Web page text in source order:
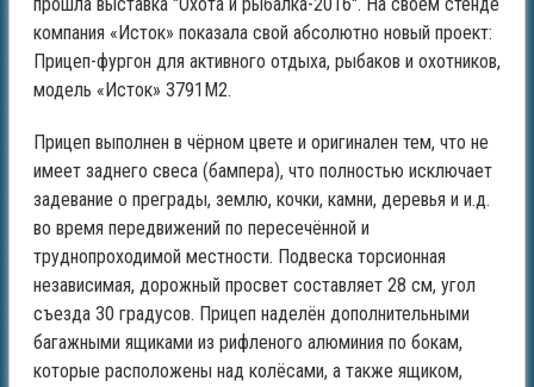
прошла выставка "Охота и рыбалка-2016". На своём стенде
компания «Исток» показала свой абсолютно новый проект:
Прицеп-фургон для активного отдыха, рыбаков и охотников,
модель «Исток» 3791М2.
Прицеп выполнен в чёрном цвете и оригинален тем, что не
имеет заднего свеса (бампера), что полностью исключает
задевание о преграды, землю, кочки, камни, деревья и и.д.
во время передвижений по пересечённой и
труднопроходимой местности. Подвеска торсионная
независимая, дорожный просвет составляет 28 см, угол
съезда 30 градусов. Прицеп наделён дополнительными
багажными ящиками из рифленого алюминия по бокам,
которые расположены над колёсами, а также ящиком,